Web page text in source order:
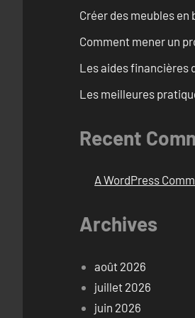
Créer des meubles
Comment mener un
Les aides financières
Les meilleures
Recent
A WordPress
Archives
août 2026
juillet 2026
juin 2026